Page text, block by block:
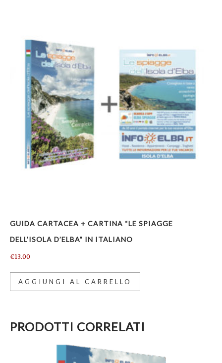
GUIDA CARTACEA + CARTINA “LE SPIAGGE
DELL’ISOLA D’ELBA” IN ITALIANO
€13.00
AGGIUNGI AL CARRELLO
PRODOTTI CORRELATI